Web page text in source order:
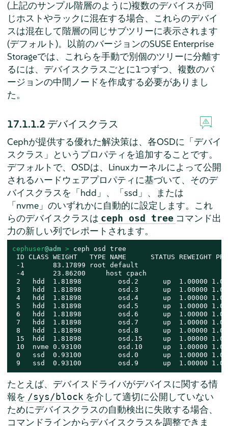
(上記のサンプル階層のように)複数のデバイスが同
じホストやラックに混在する場合、これらのデバイ
スは混在して階層の同じサブツリーに表示されます
(デフォルト)。以前のバージョンのSUSE Enterprise
Storageでは、これらを手動で別個のツリーに分離す
るには、デバイスクラスごとに1つずつ、複数のバ
ージョンの中間ノードを作成する必要がありまし
た。
17.1.1.2 デバイスクラス
Cephが提供する優れた解決策は、各OSDに「デバイ
スクラス」というプロパティを追加することです。
デフォルトで、OSDは、Linuxカーネルによって公開
されるハードウェアプロパティに基づいて、そのデ
バイスクラスを「hdd」、「ssd」、または
「nvme」のいずれかに自動的に設定します。これ
らのデバイスクラスは ceph osd tree コマンド出
力の新しい列でレポートされます。
cephuser@adm > ceph osd tree
ID CLASS WEIGHT   TYPE NAME      STATUS REWEIGHT
-1       83.17899 root default
-4       23.86200     host cpach
2   hdd  1.81898         osd.2      up  1.00000
3   hdd  1.81898         osd.3      up  1.00000
4   hdd  1.81898         osd.4      up  1.00000
5   hdd  1.81898         osd.5      up  1.00000
6   hdd  1.81898         osd.6      up  1.00000
7   hdd  1.81898         osd.7      up  1.00000
8   hdd  1.81898         osd.8      up  1.00000
15  hdd  1.81898         osd.15     up  1.00000
10  nvme 0.93100         osd.10     up  1.00000
0   ssd  0.93100         osd.0      up  1.00000
9   ssd  0.93100         osd.9      up  1.00000
たとえば、デバイスドライバがデバイスに関する情
報を /sys/block を介して適切に公開していない
ためにデバイスクラスの自動検出に失敗する場合、
コマンドラインからデバイスクラスを調整できま